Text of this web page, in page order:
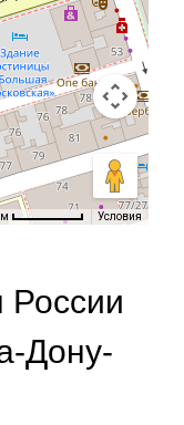
Условия
Дону-